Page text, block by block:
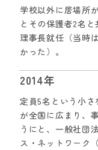
学校以外に居場所
とその保護者2名
理事長就任（当時
かった）。
2014年
定員5名という小
が全国に広まり、
うにと、一般社団
ス・ネットワーク